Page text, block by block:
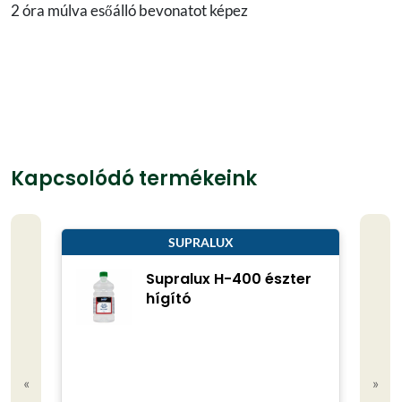
2 óra múlva esőálló bevonatot képez
Kapcsolódó termékeink
«
SUPRALUX
Supralux H-400 észter
hígító
»